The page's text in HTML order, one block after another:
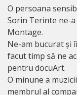
O persoana
Sorin Terinte ne-
Montage.
Ne-am bucurat și
facut timp să ne
pentru docuArt.
O minune a
membrul al